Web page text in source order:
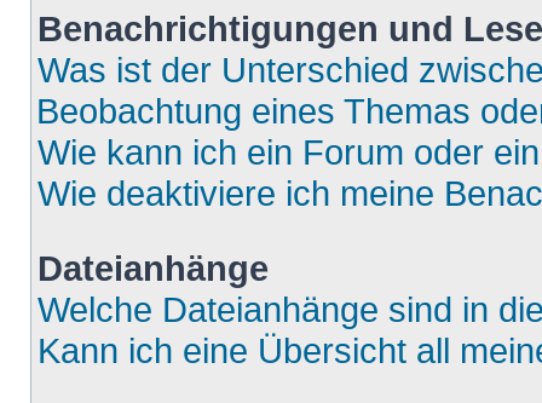
Benachrichtigungen und
Was ist der Unterschied
Beobachtung eines Themas
Wie kann ich ein Forum oder
Wie deaktiviere ich meine
Dateianhänge
Welche Dateianhänge sind in
Kann ich eine Übersicht all